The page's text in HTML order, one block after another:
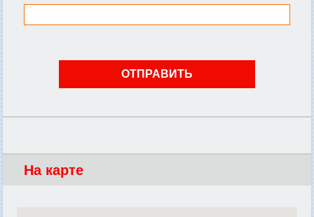
На карте